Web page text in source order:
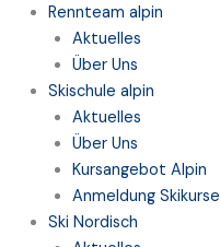
Rennteam alpin
Aktuelles
Über Uns
Skischule alpin
Aktuelles
Über Uns
Kursangebot Alpin
Anmeldung Skikurse
Ski Nordisch